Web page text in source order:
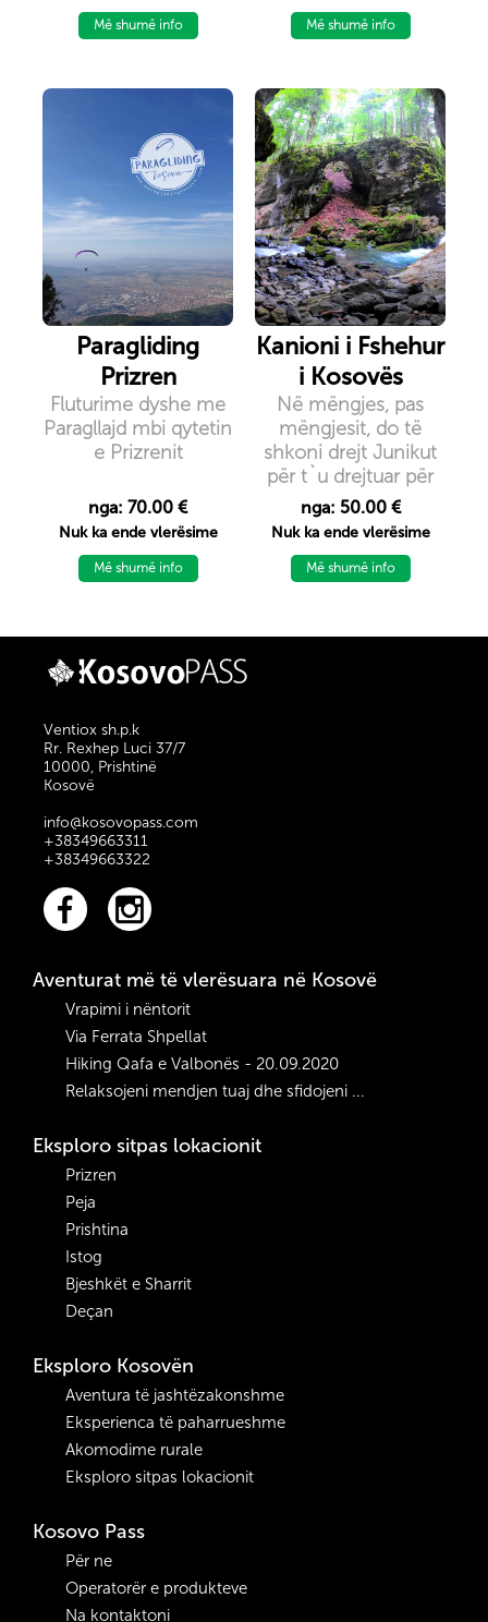
Më shumë info
e cila ndodhet në
qyteteve të Kukësit
dhe Prizrenit.
Më shumë info
Paragliding
Prizren
Fluturime dyshe me
Paragllajd mbi qytetin
e Prizrenit
nga: 70.00 €
Nuk ka ende vlerësime
Më shumë info
Kanioni i Fshehur
i Kosovës
Në mëngjes, pas
mëngjesit, do të
shkoni drejt Junikut
për t`u drejtuar për
në kanionin e
fshehur në rrugët e
filluar ecjen tuaj. Një
poshtë Kanionit të
për një pasdite
nga: 50.00 €
Nuk ka ende vlerësime
Më shumë info
Ventiox sh.p.k
Rr. Rexhep Luci 37/7
10000, Prishtinë
Kosovë
info@kosovopass.com
+38349663311
+38349663322
Aventurat më të vlerësuara në Kosovë
Vrapimi i nëntorit
Via Ferrata Shpellat
Hiking Qafa e Valbonës - 20.09.2020
Relaksojeni mendjen tuaj dhe sfidojeni ...
Eksploro sitpas lokacionit
Prizren
Peja
Prishtina
Istog
Bjeshkët e Sharrit
Deçan
Eksploro Kosovën
Aventura të jashtëzakonshme
Eksperienca të paharrueshme
Akomodime rurale
Eksploro sitpas lokacionit
Kosovo Pass
Për ne
Operatorër e produkteve
Na kontaktoni